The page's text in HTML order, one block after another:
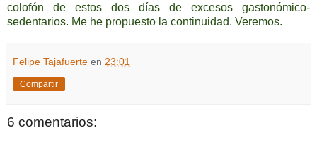
colofón de estos dos días de excesos gastonómico-
sedentarios. Me he propuesto la continuidad. Veremos.
Felipe Tajafuerte en 23:01
Compartir
6 comentarios: